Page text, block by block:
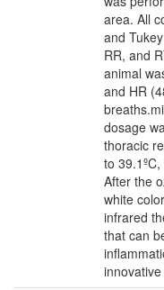
area. All
and
RR, and
animal
and HR
dosage
thoracic
to
After the
white
infrared
that can